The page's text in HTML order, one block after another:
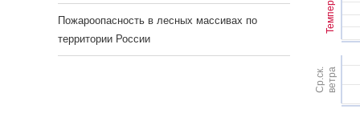
Темпер.
Ср.ск.ветра
Пожароопасность в лесных массивах по
территории России